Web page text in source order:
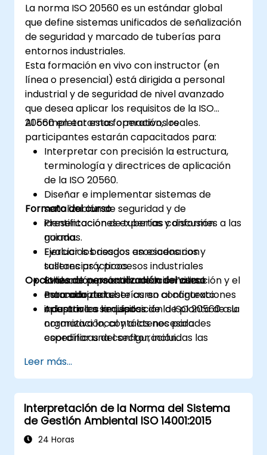
La norma ISO 20560 es un estándar global
que define sistemas unificados de señalización
de seguridad y marcado de tuberías para
entornos industriales.
Esta formación en vivo con instructor (en
línea o presencial) está dirigida a personal
industrial y de seguridad de nivel avanzado
que desea aplicar los requisitos de la ISO
20560 en entornos operativos reales.
Al completar esta formación, los
participantes estarán capacitados para:
Interpretar con precisión la estructura,
terminología y directrices de aplicación
de la ISO 20560.
Diseñar e implementar sistemas de
señalización de seguridad y de
identificación de tuberías conformes a las
normas.
Evaluar los riesgos asociados con
sustancias y procesos industriales
utilizando una comunicación visual
estandarizada.
Adaptar los requisitos de la ISO 20560 a la
normativa local y a las necesidades
específicas del sector, incluidas las
Formato del curso
Presentaciones expertas y discusión
guiada.
Ejercicios basados en escenarios y
talleres prácticos.
Evaluación práctica de la señalización y el
marcado de tuberías en configuraciones
industriales simuladas.
Opciones de personalización del curso
Para adaptar este curso al contexto
operativo o la disposición de planta de su
organización, contáctenos para
coordinar una configuración
Leer más...
Interpretación de la Norma del Sistema
de Gestión Ambiental ISO 14001:2015
24 Horas